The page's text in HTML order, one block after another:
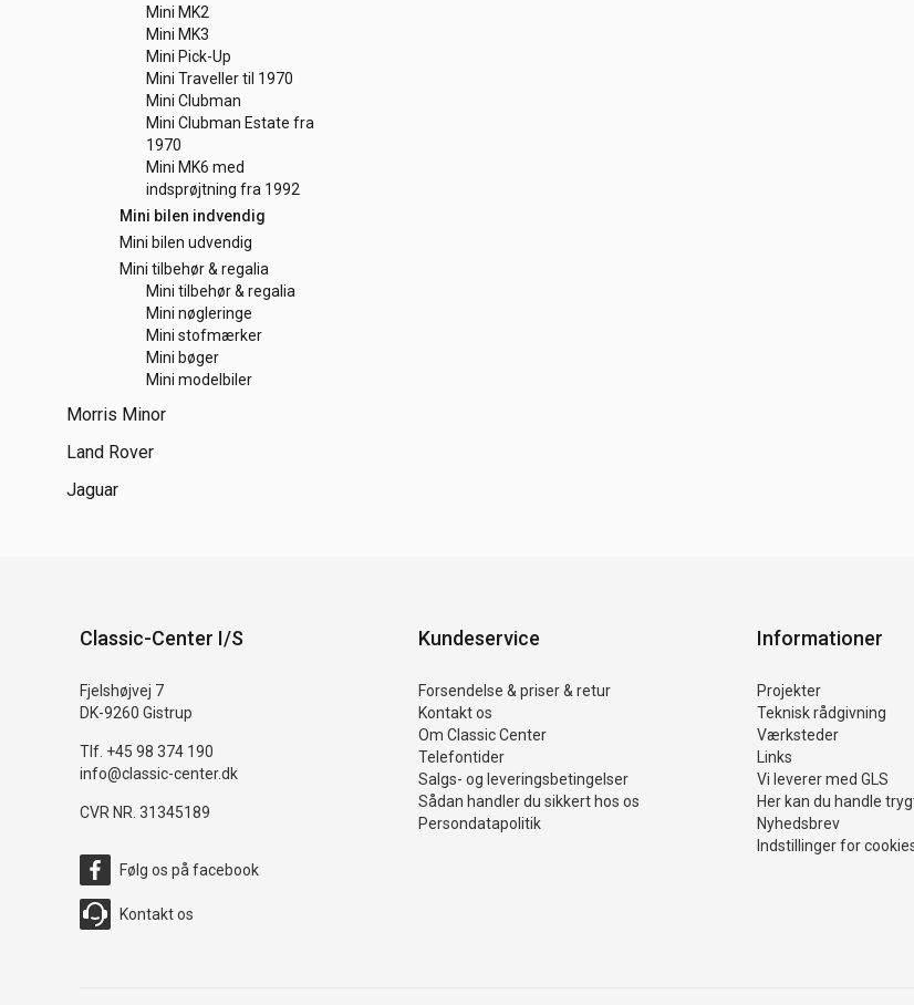
Mini MK2
Mini MK3
Mini Pick-Up
Mini Traveller til 1970
Mini Clubman
Mini Clubman Estate fra
1970
Mini MK6 med
indsprøjtning fra 1992
Mini bilen indvendig
Mini bilen udvendig
Mini tilbehør & regalia
Mini tilbehør & regalia
Mini nøgleringe
Mini stofmærker
Mini bøger
Mini modelbiler
Morris Minor
Land Rover
Jaguar
Classic-Center I/S
Fjelshøjvej 7
DK-9260 Gistrup
Tlf. +45 98 374 190
info@classic-center.dk
CVR NR. 31345189
Følg os på facebook
Kontakt os
Kundeservice
Forsendelse & priser & retur
Kontakt os
Om Classic Center
Telefontider
Salgs- og leveringsbetingelser
Sådan handler du sikkert hos os
Persondatapolitik
Informationer
Projekter
Teknisk rådgivning
Værksteder
Links
Vi leverer med GLS
Her kan du handle
Nyhedsbrev
Indstillinger for